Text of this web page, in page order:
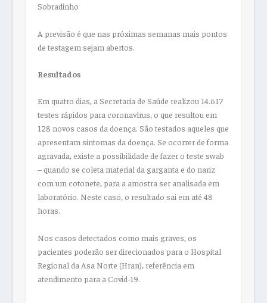
Sobradinho
A previsão é que nas próximas semanas mais pontos
de testagem sejam abertos.
Resultados
Em quatro dias, a Secretaria de Saúde realizou 14.617
testes rápidos para coronavírus, o que resultou em
128 novos casos da doença. São testados aqueles que
apresentam sintomas da doença. Se ocorrer de forma
agravada, existe a possibilidade de fazer o teste swab
– quando se coleta material da garganta e do nariz
com um cotonete, para a amostra ser analisada em
laboratório. Neste caso, o resultado sai em até 48
horas.
Nos casos detectados como mais graves, os
pacientes poderão ser direcionados para o Hospital
Regional da Asa Norte (Hran), referência em
atendimento para a Covid-19.